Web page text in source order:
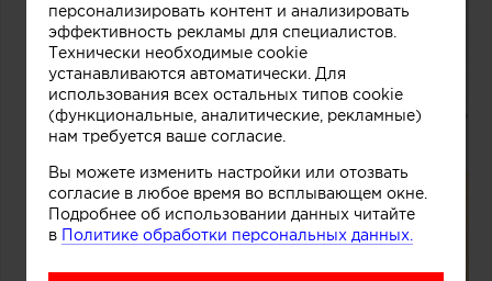
персонализировать контент и анализировать
эффективность рекламы для специалистов.
Технически необходимые cookie
устанавливаются автоматически. Для
использования всех остальных типов cookie
(функциональные, аналитические, рекламные)
нам требуется ваше согласие.
Вы можете изменить настройки или отозвать
согласие в любое время во всплывающем окне.
Подробнее об использовании данных читайте
в Политике обработки персональных данных.